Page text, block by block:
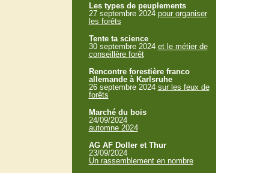
Les types de peuplements
27 septembre 2024 pour organiser
les forêts
Tente ta science
30 septembre 2024 et le métier de
conseillère forêt
Rencontre forestière franco
allemande à Karlsruhe
26 septembre 2024 sur les feux de
forêts
Marché du bois
24/09/2024
automne 2024
AG AF Doller et Thur
23/09/2024
Un rassemblement en nombre